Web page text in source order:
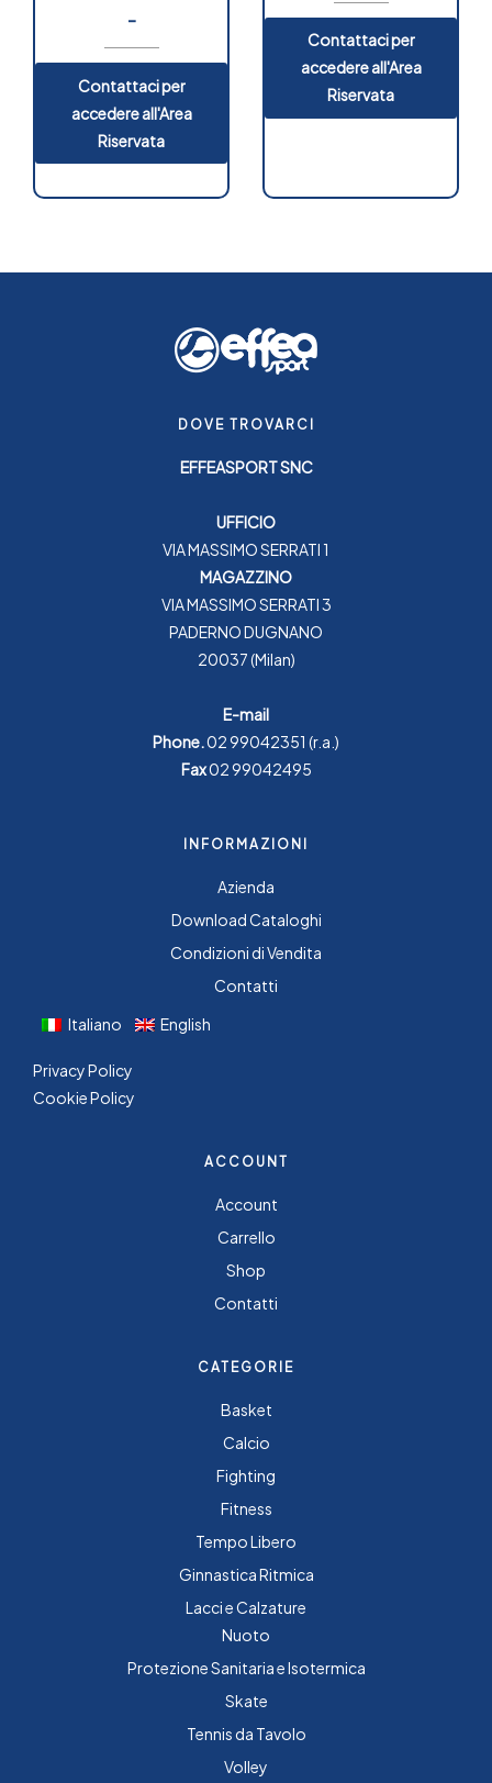
-
Contattaci per
accedere all'Area
Riservata
Contattaci per
accedere all'Area
Riservata
DOVE TROVARCI
EFFEASPORT SNC
UFFICIO
VIA MASSIMO SERRATI 1
MAGAZZINO
VIA MASSIMO SERRATI 3
PADERNO DUGNANO
20037 (Milan)
E-mail
Phone.02 99042351 (r.a.)
Fax02 99042495
INFORMAZIONI
Azienda
Download Cataloghi
Condizioni di Vendita
Contatti
Italiano
English
Privacy Policy
Cookie Policy
ACCOUNT
Account
Carrello
Shop
Contatti
CATEGORIE
Basket
Calcio
Fighting
Fitness
Tempo Libero
Ginnastica Ritmica
Lacci e Calzature
Nuoto
Protezione Sanitaria e Isotermica
Skate
Tennis da Tavolo
Volley